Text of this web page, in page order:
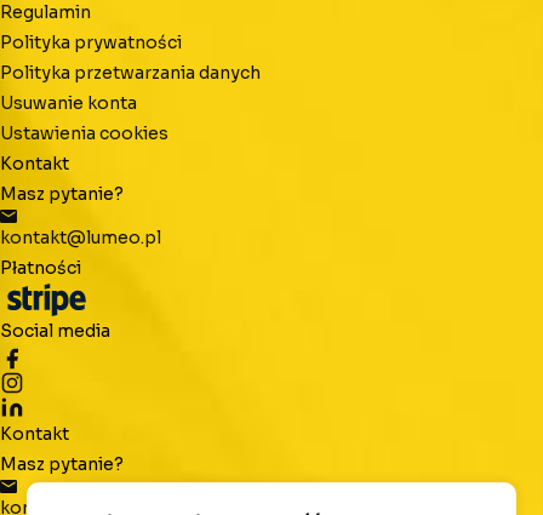
Regulamin
Polityka prywatności
Polityka przetwarzania danych
Usuwanie konta
Ustawienia cookies
Kontakt
Masz pytanie?
kontakt@lumeo.pl
Płatności
Social media
Kontakt
Masz pytanie?
kontakt@lumeo.pl